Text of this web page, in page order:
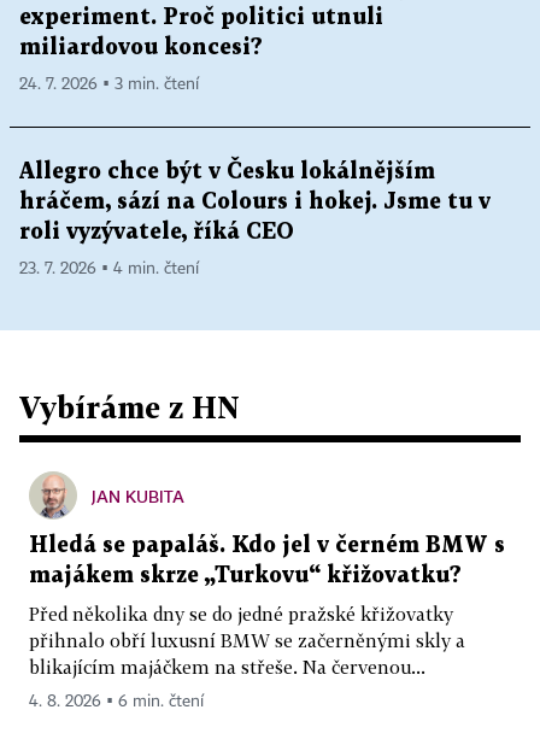
experiment. Proč politici utnuli
miliardovou koncesi?
24. 7. 2026 ▪ 3 min. čtení
Allegro chce být v Česku lokálnějším
hráčem, sází na Colours i hokej. Jsme tu v
roli vyzývatele, říká CEO
23. 7. 2026 ▪ 4 min. čtení
Vybíráme z HN
JAN KUBITA
Hledá se papaláš. Kdo jel v černém BMW s
majákem skrze „Turkovu“ křižovatku?
Před několika dny se do jedné pražské křižovatky
přihnalo obří luxusní BMW se začerněnými skly a
blikajícím majáčkem na střeše. Na červenou...
4. 8. 2026 ▪ 6 min. čtení